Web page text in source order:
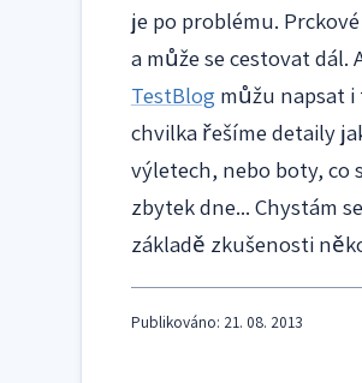
je po problému.
a může se cestovat
TestBlog můžu napsat
chvilka řešíme detaily
výletech, nebo boty, co
zbytek dne... Chystám
základě zkušenosti
Publikováno: 21. 08. 2013